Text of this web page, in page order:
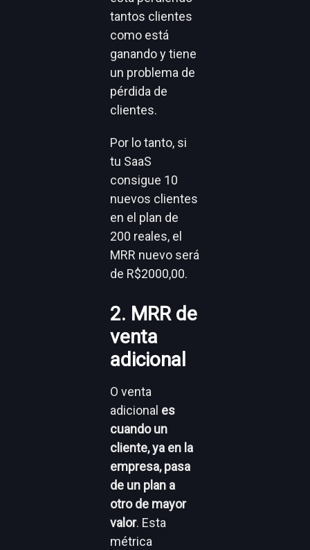
tantos clientes
como está
ganando y tiene
un problema de
pérdida de
clientes.
Por lo tanto, si
tu SaaS
consigue 10
nuevos clientes
en el plan de
200 reales, el
MRR nuevo será
de R$2000,00.
2. MRR de
venta
adicional
O venta
adicional es
cuando un
cliente, ya en la
empresa, pasa
de un plan a
otro de mayor
valor. Esta
métrica